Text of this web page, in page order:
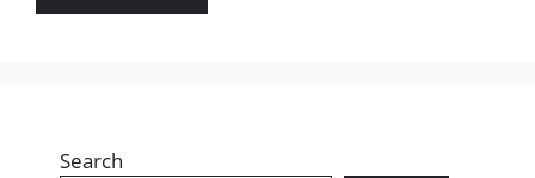
Search